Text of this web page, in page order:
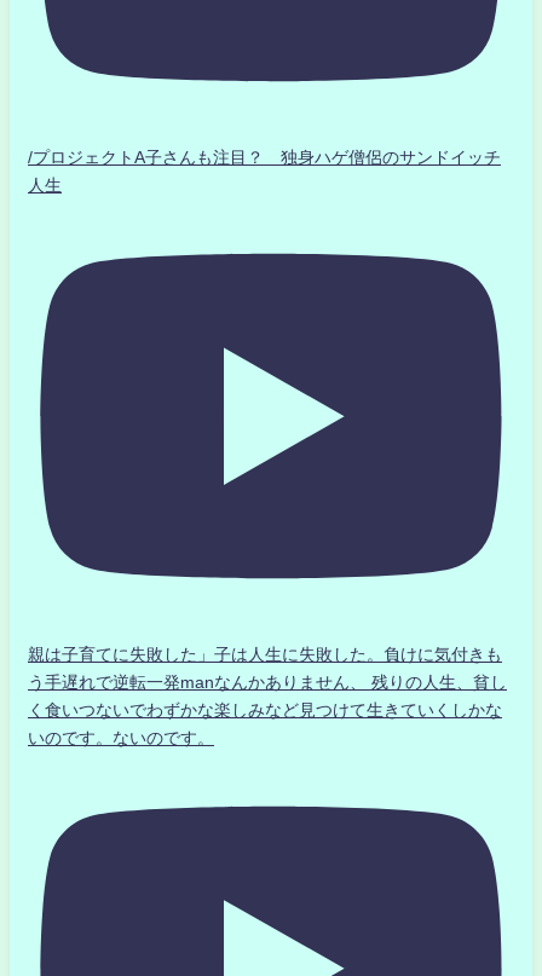
/プロジェクトA子さんも注目？ 独身ハゲ僧侶のサンドイッチ
人生
親は子育てに失敗した」子は人生に失敗した。負けに気付きも
う手遅れで逆転一発manなんかありません、 残りの人生、貧し
く食いつないでわずかな楽しみなど見つけて生きていくしかな
いのです。ないのです。